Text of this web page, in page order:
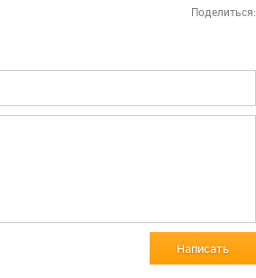
Поделиться:
Написать